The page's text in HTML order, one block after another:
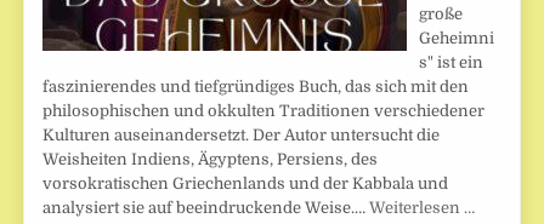
große
Geheimni
s" ist ein
faszinierendes und tiefgründiges Buch, das sich mit den
philosophischen und okkulten Traditionen verschiedener
Kulturen auseinandersetzt. Der Autor untersucht die
Weisheiten Indiens, Ägyptens, Persiens, des
vorsokratischen Griechenlands und der Kabbala und
analysiert sie auf beeindruckende Weise.…Weiterlesen …